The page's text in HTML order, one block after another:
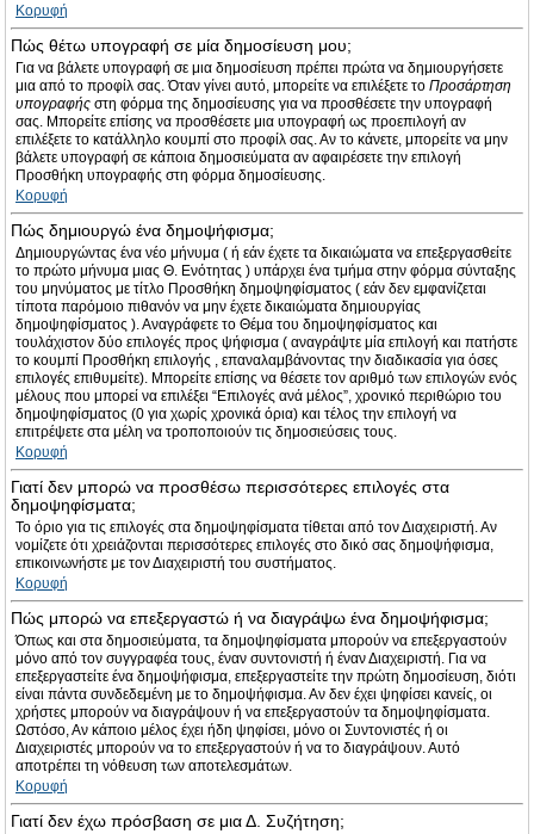
Κορυφή
Πώς θέτω υπογραφή σε μία δημοσίευση μου;
Για να βάλετε υπογραφή σε μια δημοσίευση πρέπει πρώτα να δημιουργήσετε
μια από το προφίλ σας. Όταν γίνει αυτό, μπορείτε να επιλέξετε το Προσάρτηση
υπογραφής στη φόρμα της δημοσίευσης για να προσθέσετε την υπογραφή
σας. Μπορείτε επίσης να προσθέσετε μια υπογραφή ως προεπιλογή αν
επιλέξετε το κατάλληλο κουμπί στο προφίλ σας. Αν το κάνετε, μπορείτε να μην
βάλετε υπογραφή σε κάποια δημοσιεύματα αν αφαιρέσετε την επιλογή
Προσθήκη υπογραφής στη φόρμα δημοσίευσης.
Κορυφή
Πώς δημιουργώ ένα δημοψήφισμα;
Δημιουργώντας ένα νέο μήνυμα ( ή εάν έχετε τα δικαιώματα να επεξεργασθείτε
το πρώτο μήνυμα μιας Θ. Ενότητας ) υπάρχει ένα τμήμα στην φόρμα σύνταξης
του μηνύματος με τίτλο Προσθήκη δημοψηφίσματος ( εάν δεν εμφανίζεται
τίποτα παρόμοιο πιθανόν να μην έχετε δικαιώματα δημιουργίας
δημοψηφίσματος ). Αναγράφετε το Θέμα του δημοψηφίσματος και
τουλάχιστον δύο επιλογές προς ψήφισμα ( αναγράψτε μία επιλογή και πατήστε
το κουμπί Προσθήκη επιλογής , επαναλαμβάνοντας την διαδικασία για όσες
επιλογές επιθυμείτε). Μπορείτε επίσης να θέσετε τον αριθμό των επιλογών ενός
μέλους που μπορεί να επιλέξει “Επιλογές ανά μέλος”, χρονικό περιθώριο του
δημοψηφίσματος (0 για χωρίς χρονικά όρια) και τέλος την επιλογή να
επιτρέψετε στα μέλη να τροποποιούν τις δημοσιεύσεις τους.
Κορυφή
Γιατί δεν μπορώ να προσθέσω περισσότερες επιλογές στα
δημοψηφίσματα;
Το όριο για τις επιλογές στα δημοψηφίσματα τίθεται από τον Διαχειριστή. Αν
νομίζετε ότι χρειάζονται περισσότερες επιλογές στο δικό σας δημοψήφισμα,
επικοινωνήστε με τον Διαχειριστή του συστήματος.
Κορυφή
Πώς μπορώ να επεξεργαστώ ή να διαγράψω ένα δημοψήφισμα;
Όπως και στα δημοσιεύματα, τα δημοψηφίσματα μπορούν να επεξεργαστούν
μόνο από τον συγγραφέα τους, έναν συντονιστή ή έναν Διαχειριστή. Για να
επεξεργαστείτε ένα δημοψήφισμα, επεξεργαστείτε την πρώτη δημοσίευση, διότι
είναι πάντα συνδεδεμένη με το δημοψήφισμα. Αν δεν έχει ψηφίσει κανείς, οι
χρήστες μπορούν να διαγράψουν ή να επεξεργαστούν τα δημοψηφίσματα.
Ωστόσο, Αν κάποιο μέλος έχει ήδη ψηφίσει, μόνο οι Συντονιστές ή οι
Διαχειριστές μπορούν να το επεξεργαστούν ή να το διαγράψουν. Αυτό
αποτρέπει τη νόθευση των αποτελεσμάτων.
Κορυφή
Γιατί δεν έχω πρόσβαση σε μια Δ. Συζήτηση;